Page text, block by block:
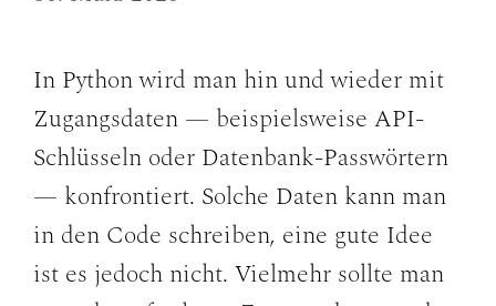
In Python wird man hin und wieder mit
Zugangsdaten — beispielsweise API-
Schlüsseln oder Datenbank-Passwörtern
— konfrontiert. Solche Daten kann man
in den Code schreiben, eine gute Idee
ist es jedoch nicht. Vielmehr sollte man